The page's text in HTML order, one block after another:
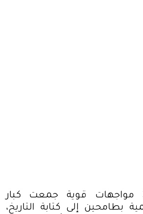
شهد دور الـ32 مواجهات قوية جمعت كبار
بطامحين إلى كتابة التاريخ،